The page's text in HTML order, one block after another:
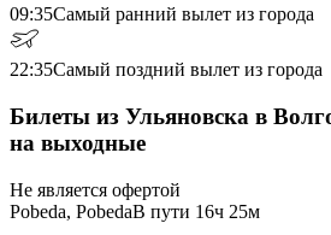
09:35Самый ранний вылет из города
22:35Самый поздний вылет из города
Билеты из Ульяновска в
на выходные
Не является офертой
Pobeda, PobedaВ пути 16ч 25м